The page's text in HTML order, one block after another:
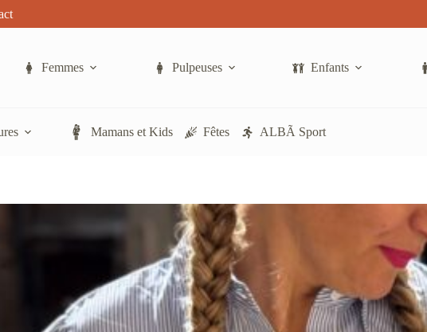
Femmes Pulpeuses Enfants
Mamans et Kids Fêtes ALBÃ Sport